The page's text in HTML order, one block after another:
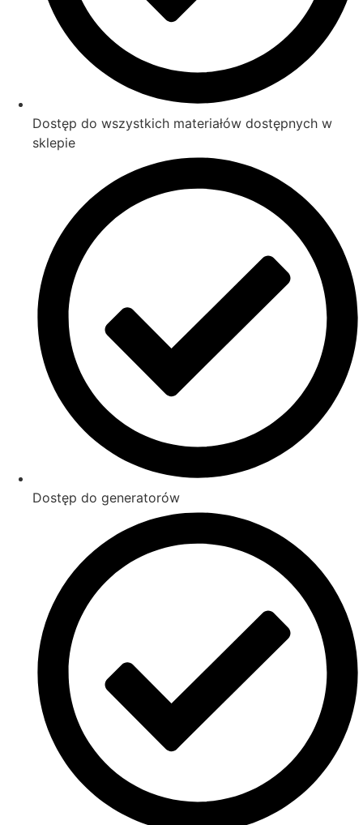
Dostęp do wszystkich materiałów dostępnych w
sklepie
Dostęp do generatorów